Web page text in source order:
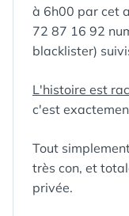
à 6h00 par cet
72 87 16 92
blacklister)
L'histoire est
c'est
Tout
très con, et
privée.